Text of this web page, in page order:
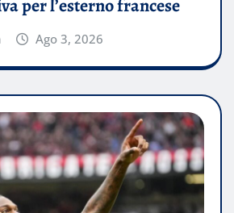
per l’esterno francese
Ago 3, 2026